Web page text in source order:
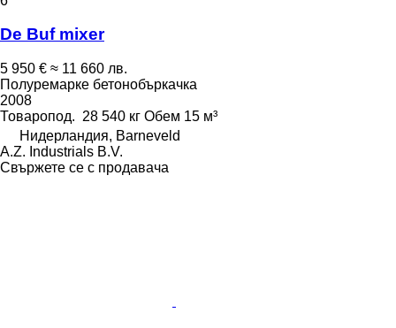
De Buf mixer
5 950 € ≈ 11 660 лв.
Полуремарке бетонобъркачка
2008
Товаропод. 28 540 кг Обем 15 м³
Нидерландия, Barneveld
A.Z. Industrials B.V.
Свържете се с продавача